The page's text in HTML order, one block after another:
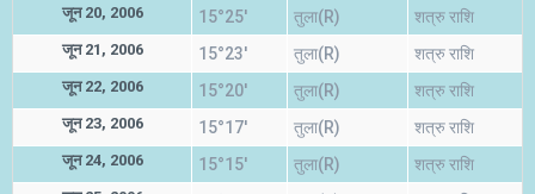
जून 20, 2006 15°25' तुला(R) शत्रु राशि
जून 21, 2006 15°23' तुला(R) शत्रु राशि
जून 22, 2006 15°20' तुला(R) शत्रु राशि
जून 23, 2006 15°17' तुला(R) शत्रु राशि
जून 24, 2006 15°15' तुला(R) शत्रु राशि